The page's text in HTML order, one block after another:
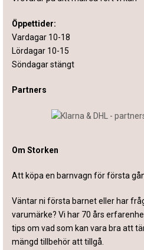
Öppettider:
Vardagar 10-18
Lördagar 10-15
Söndagar stängt
Partners
Om Storken
Att köpa en barnvagn för första
Väntar ni första barnet eller har
varumärke? Vi har 70 års
tips om vad som kan vara bra att
mängd tillbehör att tillgå.